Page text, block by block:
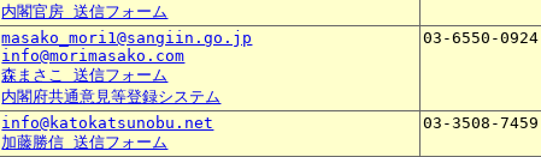
内閣官房 送信フォーム
masako_mori1@sangiin.go.jp
info@morimasako.com
森まさこ 送信フォーム
内閣府共通意見等登録システム
03-6550-0924
info@katokatsunobu.net
加藤勝信 送信フォーム
03-3508-7459